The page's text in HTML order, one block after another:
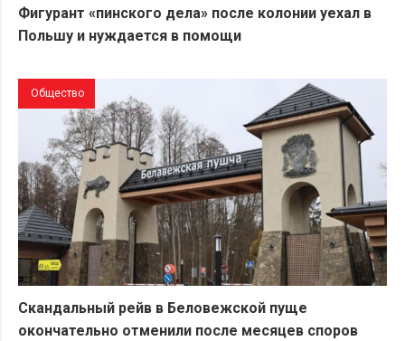
Фигурант «пинского дела» после колонии уехал в
Польшу и нуждается в помощи
Общество
Скандальный рейв в Беловежской пуще
окончательно отменили после месяцев споров